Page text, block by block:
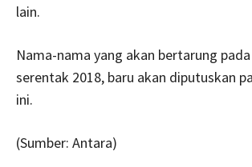
lain.
Nama-nama yang akan bertarung
serentak 2018, baru akan diputuskan
ini.
(Sumber: Antara)